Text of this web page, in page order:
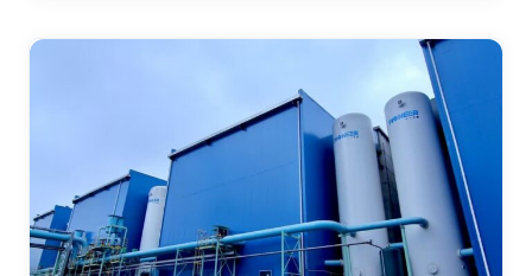
Investition voraussichtlich innerhalb von drei Jahren